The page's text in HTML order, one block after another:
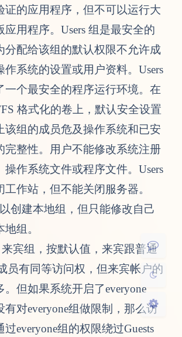
Sans Serif
关闭 日落 暗化 灰度
证的应用程序，但不可以运行大
应用程序。Users 组是最安全的
分配给该组的默认权限不允许成
作系统的设置或用户资料。Users
一个最安全的程序运行环境。在
格式化的卷上，默认安全设置
该组的成员危及操作系统和已安
完整性。用户不能修改系统注册
操作系统文件或程序文件。Users
工作站，但不能关闭服务器。
创建本地组，但只能修改自己
组。
来宾组，按默认值，来宾跟普通
员有同等访问权，但来宾帐户的
。但如果系统开启了everyone
有对everyone组做限制，那么访
过everyone组的权限绕过Guests